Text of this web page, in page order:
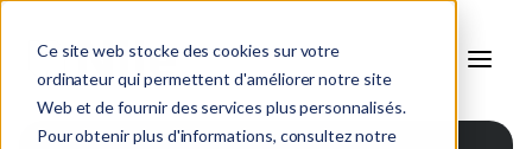
Ce site web stocke des cookies sur votre
ordinateur qui permettent d'améliorer notre site
Web et de fournir des services plus personnalisés.
Pour obtenir plus d'informations, consultez notre